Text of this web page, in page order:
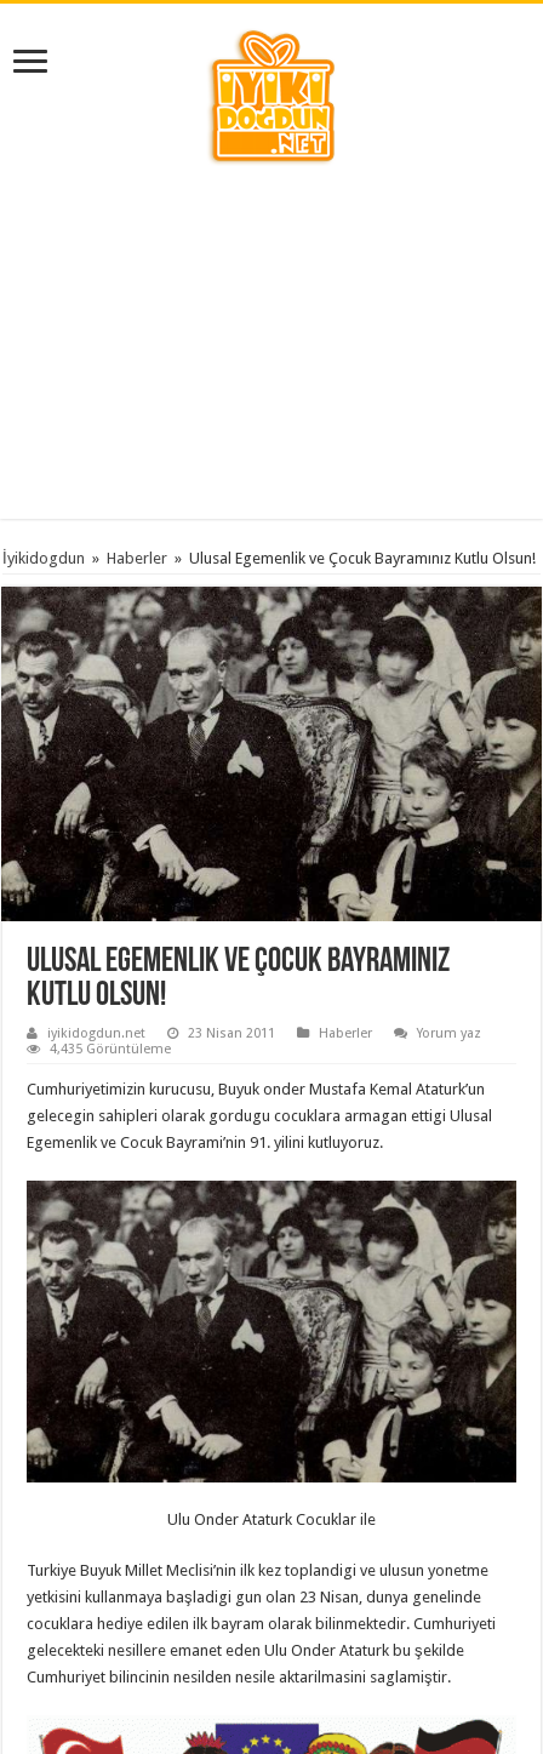
İyikidogdun » Haberler » Ulusal Egemenlik ve Çocuk Bayramınız Kutlu Olsun!
Ulusal Egemenlik ve Çocuk Bayramınız
Kutlu Olsun!
iyikidogdun.net 23 Nisan 2011 Haberler
Yorum yaz
4,435 Görüntüleme
Cumhuriyetimizin kurucusu, Buyuk onder Mustafa Kemal Ataturk’un
gelecegin sahipleri olarak gordugu cocuklara armagan ettigi Ulusal
Egemenlik ve Cocuk Bayrami’nin 91. yilini kutluyoruz.
Ulu Onder Ataturk Cocuklar ile
Turkiye Buyuk Millet Meclisi’nin ilk kez toplandigi ve ulusun yonetme
yetkisini kullanmaya başladigi gun olan 23 Nisan, dunya genelinde
cocuklara hediye edilen ilk bayram olarak bilinmektedir. Cumhuriyeti
gelecekteki nesillere emanet eden Ulu Onder Ataturk bu şekilde
Cumhuriyet bilincinin nesilden nesile aktarilmasini saglamiştir.